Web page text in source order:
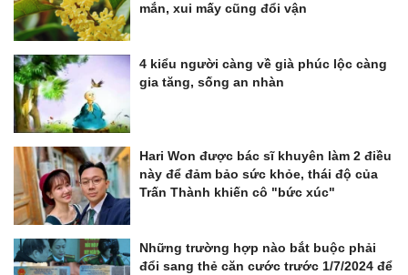
mắn, xui mấy cũng đổi vận
4 kiểu người càng về già phúc lộc càng
gia tăng, sống an nhàn
Hari Won được bác sĩ khuyên làm 2 điều
này để đảm bảo sức khỏe, thái độ của
Trấn Thành khiến cô "bức xúc"
Những trường hợp nào bắt buộc phải
đổi sang thẻ căn cước trước 1/7/2024 để